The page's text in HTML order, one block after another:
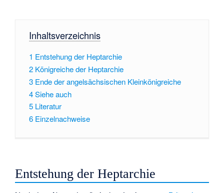
Inhaltsverzeichnis
1 Entstehung der Heptarchie
2 Königreiche der Heptarchie
3 Ende der angelsächsischen Kleinkönigreiche
4Siehe auch
5 Literatur
6 Einzelnachweise
Entstehung der Heptarchie